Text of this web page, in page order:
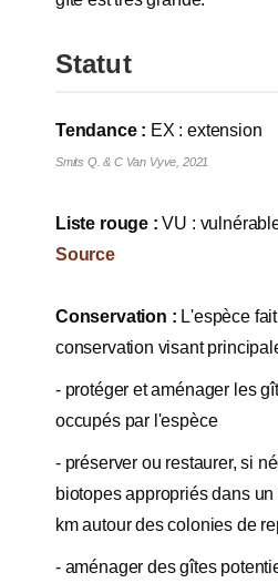
Statut
Tendance : EX : extension
Smits Q. & C Van Vyve, 2021
Liste rouge : VU :
Source
Conservation : L'espèce
conservation visant
- protéger et aménager les
occupés par l'espèce
- préserver ou restaurer, si
biotopes appropriés dans
km autour des colonies de
- aménager des gîtes